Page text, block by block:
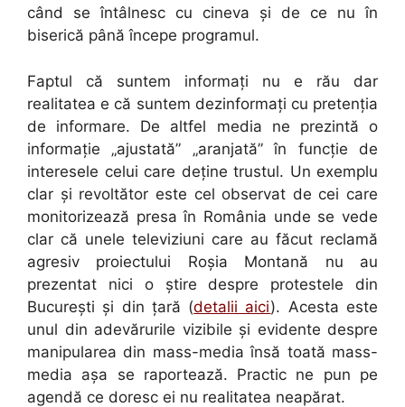
când se întâlnesc cu cineva şi de ce nu în
biserică până începe programul.
Faptul că suntem informaţi nu e rău dar
realitatea e că suntem dezinformaţi cu pretenţia
de informare. De altfel media ne prezintă o
informaţie „ajustată” „aranjată” în funcţie de
interesele celui care deţine trustul. Un exemplu
clar şi revoltător este cel observat de cei care
monitorizează presa în România unde se vede
clar că unele televiziuni care au făcut reclamă
agresiv proiectului Roşia Montană nu au
prezentat nici o ştire despre protestele din
Bucureşti şi din ţară (detalii aici). Acesta este
unul din adevărurile vizibile şi evidente despre
manipularea din mass-media însă toată mass-
media aşa se raportează. Practic ne pun pe
agendă ce doresc ei nu realitatea neapărat.